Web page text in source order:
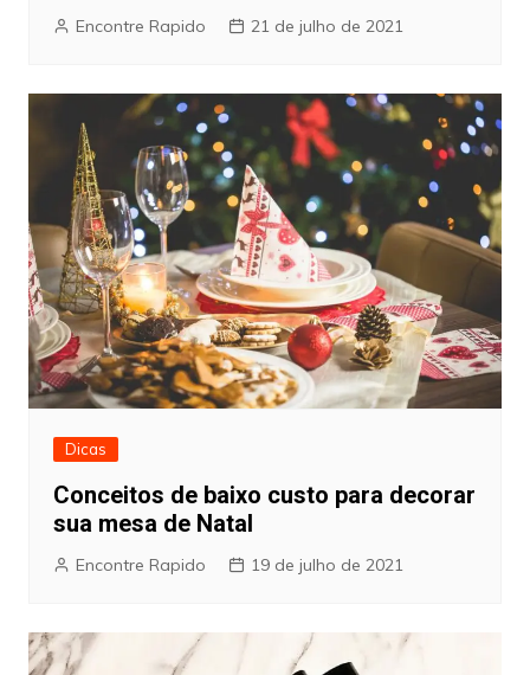
Encontre Rapido 21 de julho de 2021
Dicas
Conceitos de baixo custo para decorar
sua mesa de Natal
Encontre Rapido 19 de julho de 2021